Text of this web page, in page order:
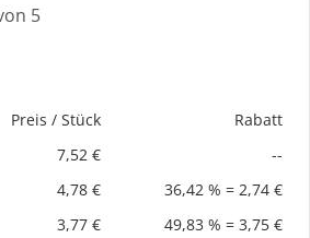
5
Preis / Stück
Rabatt
7,52 €
--
4,78 €
36,42 % = 2,74 €
3,77 € 49,83 % = 3,75 €